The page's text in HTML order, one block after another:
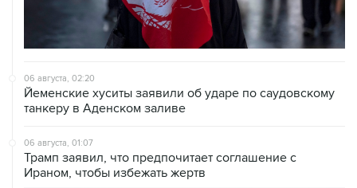
06 августа, 02:20
Йеменские хуситы заявили об ударе по саудовскому
танкеру в Аденском заливе
06 августа, 01:07
Трамп заявил, что предпочитает соглашение с
Ираном, чтобы избежать жертв